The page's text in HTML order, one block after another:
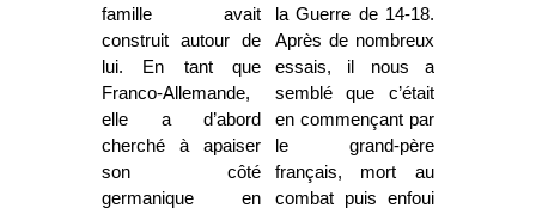
famille avait
construit autour de
lui. En tant que
Franco-Allemande,
elle a d’abord
cherché à apaiser
son côté
germanique en
la Guerre de 14-18.
Après de nombreux
essais, il nous a
semblé que c’était
en commençant par
le grand-père
français, mort au
combat puis enfoui